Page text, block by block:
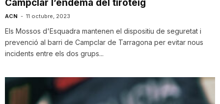
r
Campclar l’endemà del tiroteig
ACN - 11 octubre, 2023
Els Mossos d'Esquadra mantenen el dispositiu de seguretat i
prevenció al barri de Campclar de Tarragona per evitar nous
incidents entre els dos grups...